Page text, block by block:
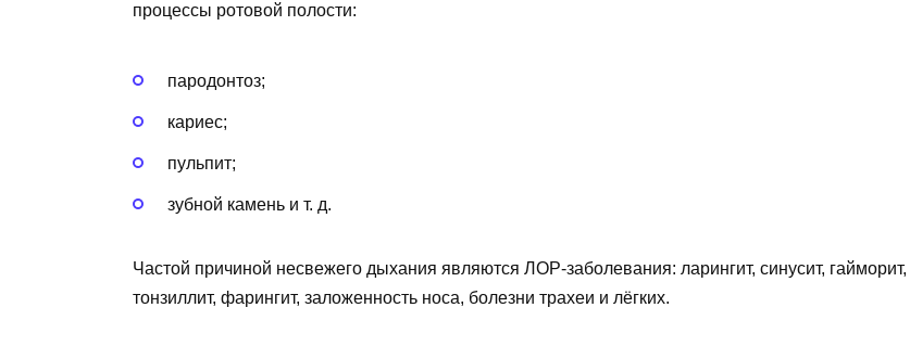
процессы ротовой полости:
пародонтоз;
кариес;
пульпит;
зубной камень и т. д.
Частой причиной несвежего дыхания являются ЛОР-заболевания: ларингит, синусит, гайморит,
тонзиллит, фарингит, заложенность носа, болезни трахеи и лёгких.